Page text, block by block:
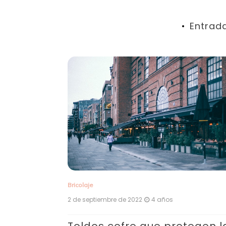
Bricolaje
2 de septiembre de 2022 4 años